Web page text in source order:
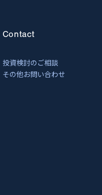
Contact
投資検討のご相談
その他お問い合わせ